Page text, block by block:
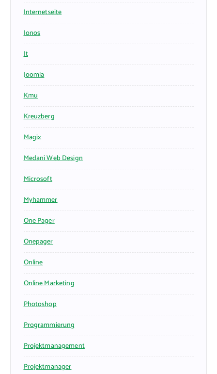
Internetseite
Ionos
It
Joomla
Kmu
Kreuzberg
Magix
Medani Web Design
Microsoft
Myhammer
One Pager
Onepager
Online
Online Marketing
Photoshop
Programmierung
Projektmanagement
Projektmanager